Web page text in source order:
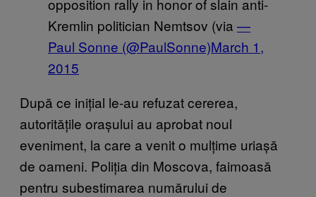
Kremlin politician Nemtsov (via —
Paul Sonne (@PaulSonne)March 1,
2015
După ce inițial le-au refuzat cererea,
autoritățile orașului au aprobat noul
eveniment, la care a venit o mulțime uriașă
de oameni. Poliția din Moscova, faimoasă
pentru subestimarea numărului de